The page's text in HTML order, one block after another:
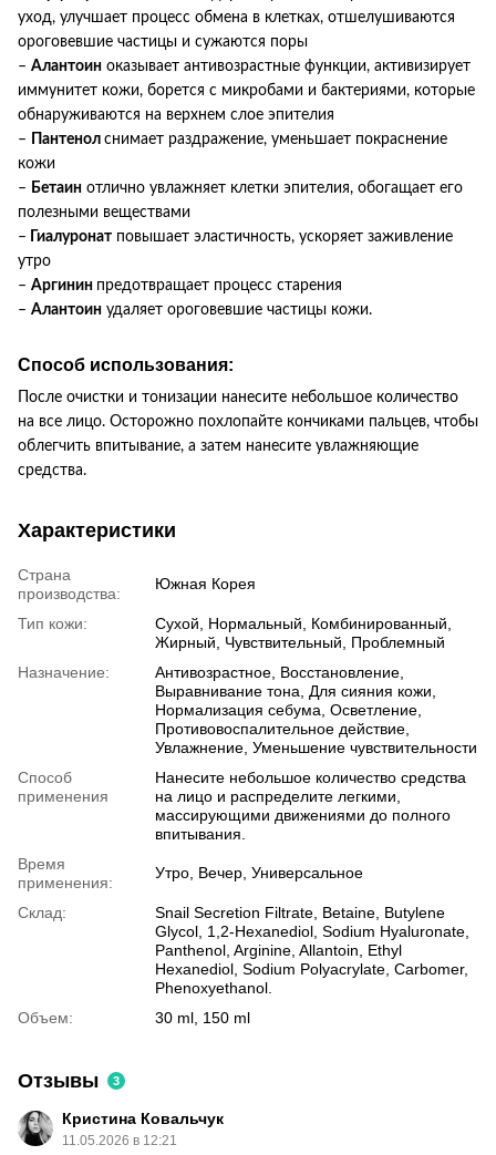
уход, улучшает процесс обмена в клетках, отшелушиваются
ороговевшие частицы и сужаются поры
– Алантоин оказывает антивозрастные функции, активизирует
иммунитет кожи, борется с микробами и бактериями, которые
обнаруживаются на верхнем слое эпителия
– Пантенол снимает раздражение, уменьшает покраснение
кожи
– Бетаин отлично увлажняет клетки эпителия, обогащает его
полезными веществами
– Гиалуронат повышает эластичность, ускоряет заживление
утро
– Аргинин предотвращает процесс старения
– Алантоин удаляет ороговевшие частицы кожи.
Способ использования:
После очистки и тонизации нанесите небольшое количество
на все лицо. Осторожно похлопайте кончиками пальцев, чтобы
облегчить впитывание, а затем нанесите увлажняющие
средства.
Характеристики
Страна
производства:
Южная Корея
Тип кожи:
Сухой, Нормальный, Комбинированный,
Жирный, Чувствительный, Проблемный
Назначение:
Антивозрастное, Восстановление,
Выравнивание тона, Для сияния кожи,
Нормализация себума, Осветление,
Противовоспалительное действие,
Увлажнение, Уменьшение чувствительности
Способ
применения
Нанесите небольшое количество средства
на лицо и распределите легкими,
массирующими движениями до полного
впитывания.
Время
применения:
Утро, Вечер, Универсальное
Склад:
Snail Secretion Filtrate, Betaine, Butylene
Glycol, 1,2-Hexanediol, Sodium Hyaluronate,
Panthenol, Arginine, Allantoin, Ethyl
Hexanediol, Sodium Polyacrylate, Carbomer,
Phenoxyethanol.
Объем:
30 ml, 150 ml
Отзывы 3
Кристина Ковальчук
11.05.2026 в 12:21